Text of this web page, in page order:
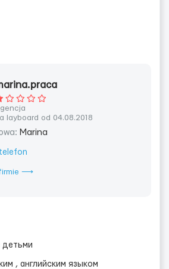
layboard od 04.08.2018
Marina
firmie ⟶
детьми
, английским языком